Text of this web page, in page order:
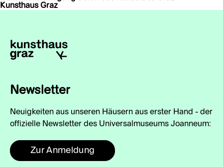
Kunsthaus Graz
Newsletter
Neuigkeiten aus unseren Häusern aus erster Hand - der
offizielle Newsletter des Universalmuseums Joanneum:
Zur Anmeldung